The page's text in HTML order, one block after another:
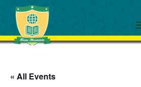
« All Events